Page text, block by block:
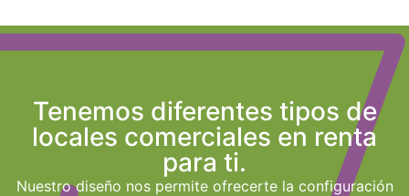
Tenemos diferentes tipos de
locales comerciales en renta
para ti.
Nuestro diseño nos permite ofrecerte la configuración